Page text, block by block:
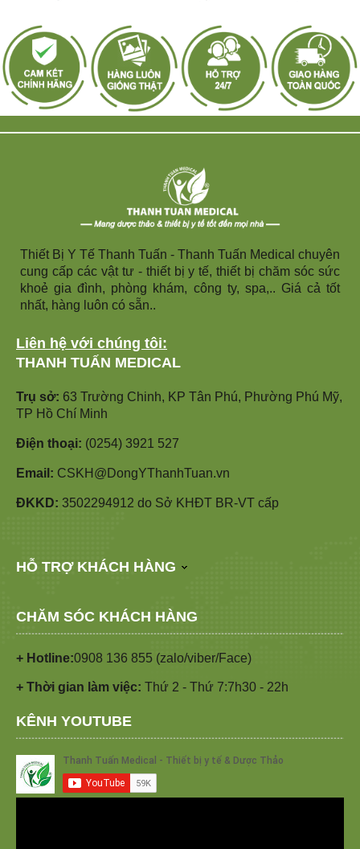
Thiết Bị Y Tế Thanh Tuấn - Thanh Tuấn Medical chuyên
cung cấp các vật tư - thiết bị y tế, thiết bị chăm sóc sức
khoẻ gia đình, phòng khám, công ty, spa,.. Giá cả tốt
nhất, hàng luôn có sẵn..
Liên hệ với chúng tôi:
THANH TUẤN MEDICAL
Trụ sở: 63 Trường Chinh, KP Tân Phú, Phường Phú Mỹ,
TP Hồ Chí Minh
Điện thoại: (0254) 3921 527
Email: CSKH@DongYThanhTuan.vn
ĐKKD: 3502294912 do Sở KHĐT BR-VT cấp
HỖ TRỢ KHÁCH HÀNG
CHĂM SÓC KHÁCH HÀNG
+ Hotline:0908 136 855 (zalo/viber/Face)
+ Thời gian làm việc: Thứ 2 - Thứ 7:7h30 - 22h
KÊNH YOUTUBE